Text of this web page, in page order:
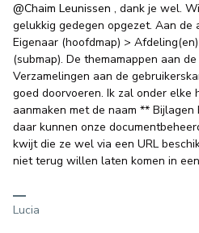
@Chaim Leunissen , dank je wel.
gelukkig gedegen opgezet. Aan de
Eigenaar (hoofdmap) >
(submap). De themamappen aan
Verzamelingen aan de
goed doorvoeren. Ik zal onder elke
aanmaken met de naam **
daar kunnen onze
kwijt die ze wel via een URL
niet terug willen laten komen in
Lucia